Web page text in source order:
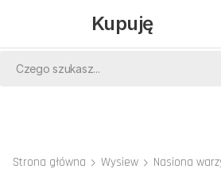
Kupuję
Strona główna Wysiew Nasiona